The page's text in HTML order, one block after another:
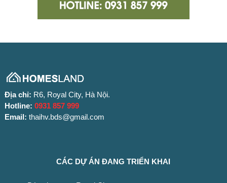
Địa chỉ: R6, Royal City, Hà Nội.
Hotline: 0931 857 999
Email: thaihv.bds@gmail.com
CÁC DỰ ÁN ĐANG TRIỂN KHAI